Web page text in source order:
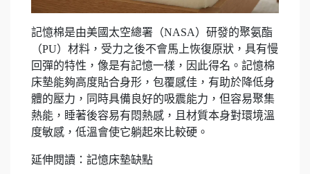
記憶棉是由美國太空總署（NASA）研發的聚氨酯
（PU）材料，受力之後不會馬上恢復原狀，具有慢
回彈的特性，像是有記憶一樣，因此得名。記憶棉
床墊能夠高度貼合身形，包覆感佳，有助於降低身
體的壓力，同時具備良好的吸震能力，但容易聚集
熱能，睡著後容易有悶熱感，且材質本身對環境溫
度敏感，低溫會使它躺起來比較硬。
延伸閱讀：記憶床墊缺點